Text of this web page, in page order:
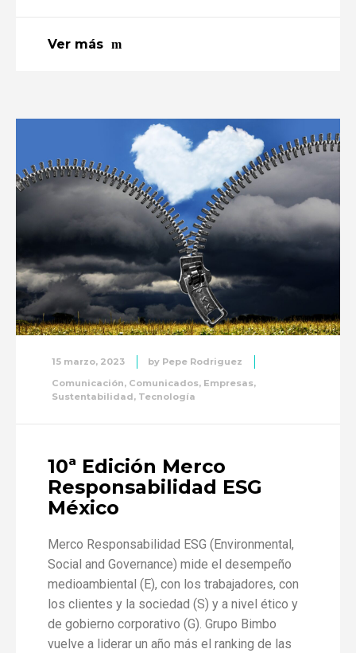
Ver más
15 marzo, 2023 by Pepe Rodriguez
Comunicación, Comunicados, Empresas,
Sustentabilidad, Tecnología
10ª Edición Merco
Responsabilidad ESG
México
Merco Responsabilidad ESG (Environmental,
Social and Governance) mide el desempeño
medioambiental (E), con los trabajadores, con
los clientes y la sociedad (S) y a nivel ético y
de gobierno corporativo (G). Grupo Bimbo
vuelve a liderar un año más el ranking de las